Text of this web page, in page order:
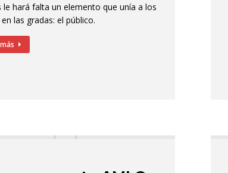
le hará falta un elemento que unía a los
las gradas: el público.